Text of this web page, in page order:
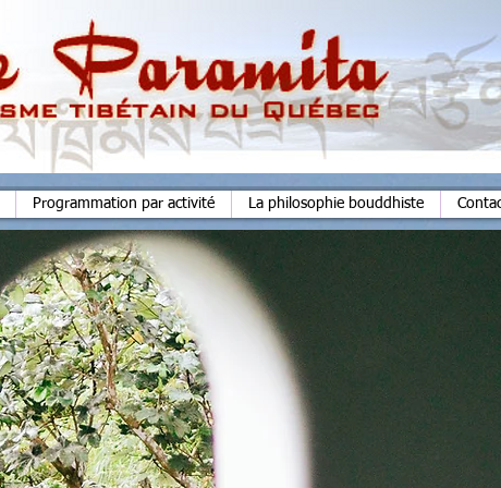
Programmation par activité La philosophie bouddhiste